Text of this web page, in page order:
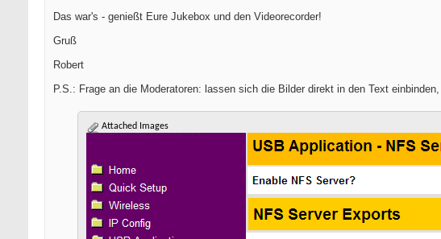
Das war's - genießt Eure Jukebox und den Videorecorder!
Gruß
Robert
P.S.: Frage an die Moderatoren: lassen sich die Bilder direkt in den Text
Attached Images